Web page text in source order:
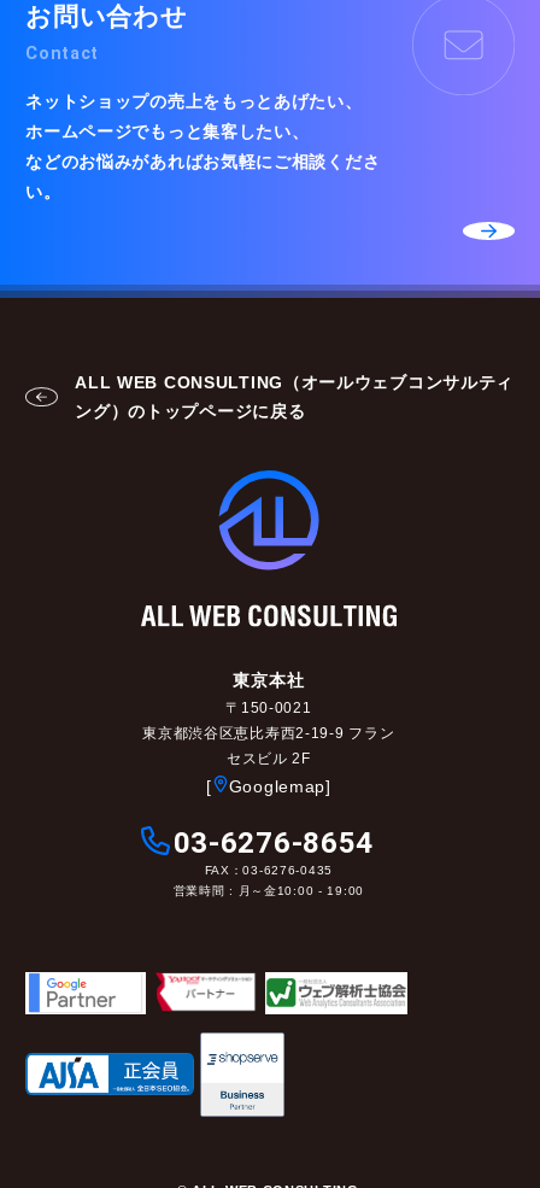
お問い合わせ
Contact
ネットショップの売上をもっとあげたい、
ホームページでもっと集客したい、
などのお悩みがあればお気軽にご相談くださ
い。
ALL WEB CONSULTING（オールウェブコンサルティ
ング）のトップページに戻る
東京本社
〒150-0021
東京都渋谷区恵比寿西2-19-9 フラン
セスビル 2F
[ Googlemap]
03-6276-8654
FAX：03-6276-0435
営業時間 : 月～金10:00 - 19:00